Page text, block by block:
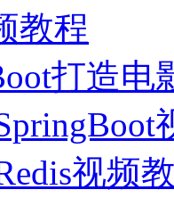
教程
打造
视频